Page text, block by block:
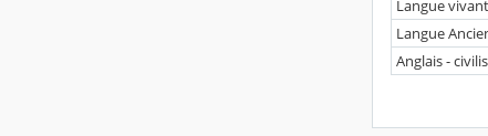
Langue
Langue
Anglais -